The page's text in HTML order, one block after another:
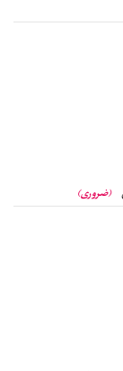
(ضروری)